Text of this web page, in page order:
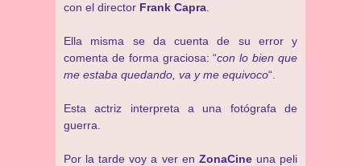
con el director Frank Capra
Ella misma se da cuenta de su error y
comenta de forma graciosa: “con lo bien que
me estaba quedando, va y me equivoco“.
Esta actriz interpreta a una fotógrafa de
guerra.
Por la tarde voy a ver en ZonaCineuna peli